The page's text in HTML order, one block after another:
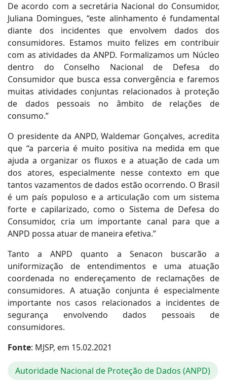
De acordo com a secretária Nacional do Consumidor,
Juliana Domingues, “este alinhamento é fundamental
diante dos incidentes que envolvem dados dos
consumidores. Estamos muito felizes em contribuir
com as atividades da ANPD. Formalizamos um Núcleo
dentro do Conselho Nacional de Defesa do
Consumidor que busca essa convergência e faremos
muitas atividades conjuntas relacionados à proteção
de dados pessoais no âmbito de relações de
consumo.”
O presidente da ANPD, Waldemar Gonçalves, acredita
que “a parceria é muito positiva na medida em que
ajuda a organizar os fluxos e a atuação de cada um
dos atores, especialmente nesse contexto em que
tantos vazamentos de dados estão ocorrendo. O Brasil
é um país populoso e a articulação com um sistema
forte e capilarizado, como o Sistema de Defesa do
Consumidor, cria um importante canal para que a
ANPD possa atuar de maneira efetiva.”
Tanto a ANPD quanto a Senacon buscarão a
uniformização de entendimentos e uma atuação
coordenada no endereçamento de reclamações de
consumidores. A atuação conjunta é especialmente
importante nos casos relacionados a incidentes de
segurança envolvendo dados pessoais de
consumidores.
Fonte: MJSP, em 15.02.2021
Autoridade Nacional de Proteção de Dados (ANPD)